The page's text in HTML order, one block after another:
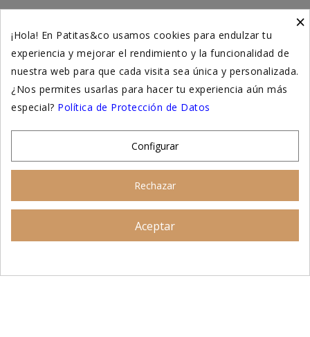
Suplementación natural
Otros
×
¡Hola! En Patitas&co usamos cookies para endulzar tu
experiencia y mejorar el rendimiento y la funcionalidad de
nuestra web para que cada visita sea única y personalizada.
¿Nos permites usarlas para hacer tu experiencia aún más
especial? Política de Protección de Datos
Configurar
Rechazar
Aceptar